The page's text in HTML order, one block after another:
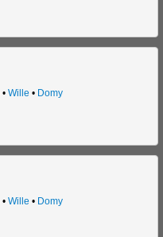
• Wille • Domy
• Wille • Domy